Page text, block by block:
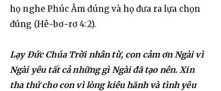
họ nghe Phúc Âm đúng và họ đưa ra lựa chọn
đúng (Hê-bơ-rơ 4:2).
Lạy Đức Chúa Trời nhân từ, con cảm ơn Ngài vì
Ngài yêu tất cả những gì Ngài đã tạo nên. Xin
tha thứ cho con vì lòng kiêu hãnh và tình yêu